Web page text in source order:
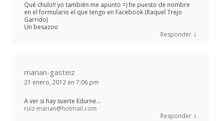
Qué chulo!! yo también me apunto =) he puesto de nombre
en el formulario el que tengo en Facebook (Raquel Trejo
Garrido)
Un besazoo
Responder ↓
marian-gasteiz
21 enero, 2012 en 7:06 pm
A ver si hay suerte Edurne…
ruiz-marian@hotmail.com
Responder ↓